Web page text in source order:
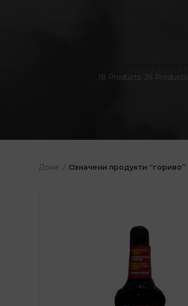
18 Products 24 Products
Дома Означени продукти “гориво”